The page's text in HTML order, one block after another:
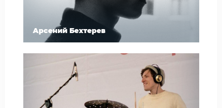
Арсений Бехтерев